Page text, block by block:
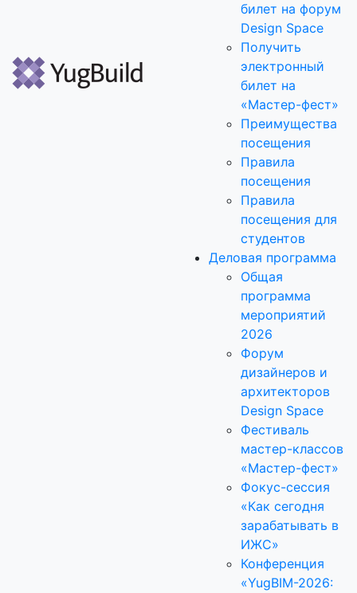
билет на форум
Design Space
Получить
электронный
билет на
«Мастер-фест»
Преимущества
посещения
Правила
посещения
Правила
посещения для
студентов
Деловая программа
Общая
программа
мероприятий
2026
Форум
дизайнеров и
архитекторов
Design Space
Фестиваль
мастер-классов
«Мастер-фест»
Фокус-сессия
«Как сегодня
зарабатывать в
ИЖС»
Конференция
«YugBIM-2026: